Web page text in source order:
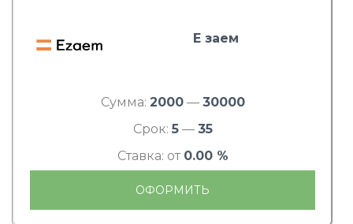
Е заем
Сумма: 2000— 30000
Срок: 5— 35
Ставка: от 0.00 %
ОФОРМИТЬ